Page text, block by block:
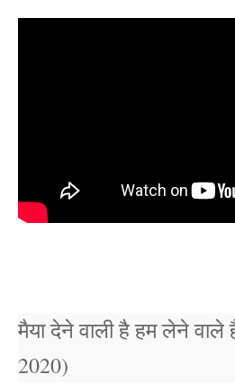
मैया देने वाली है हम लेने
2020)